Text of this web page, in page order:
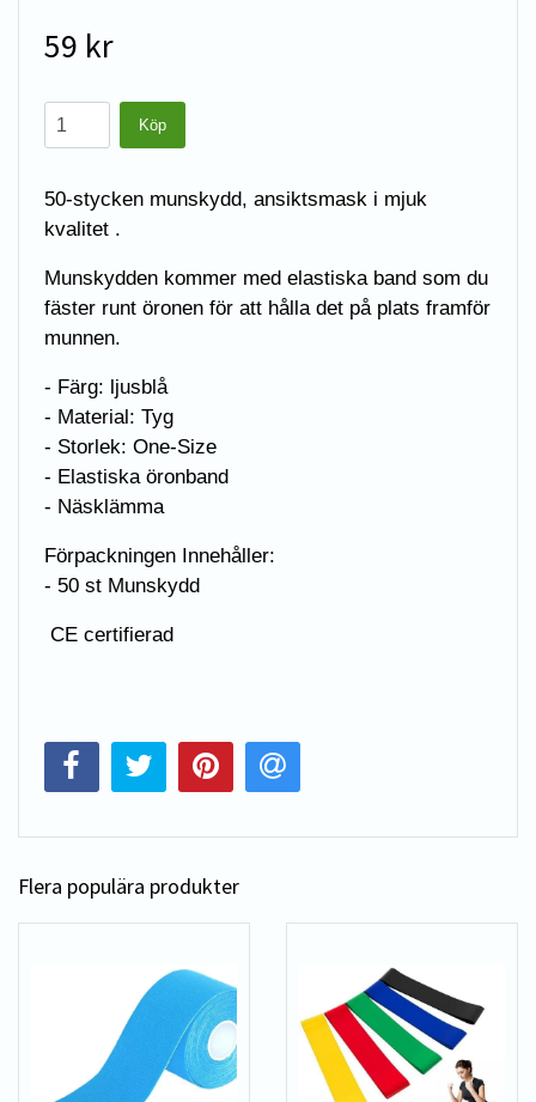
59 kr
50-stycken munskydd, ansiktsmask i mjuk
kvalitet .
Munskydden kommer med elastiska band som du
fäster runt öronen för att hålla det på plats framför
munnen.
- Färg: ljusblå
- Material: Tyg
- Storlek: One-Size
- Elastiska öronband
- Näsklämma
Förpackningen Innehåller:
- 50 st Munskydd
CE certifierad
Flera populära produkter